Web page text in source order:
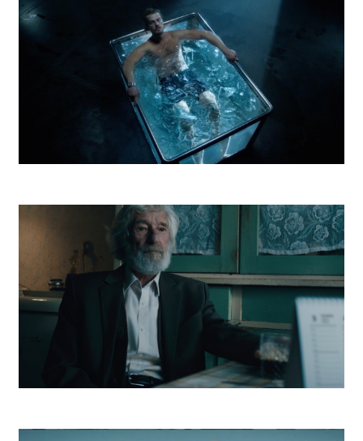
DePaul Otužilec
Post Bellum Deň víťazstva nad fašizmom